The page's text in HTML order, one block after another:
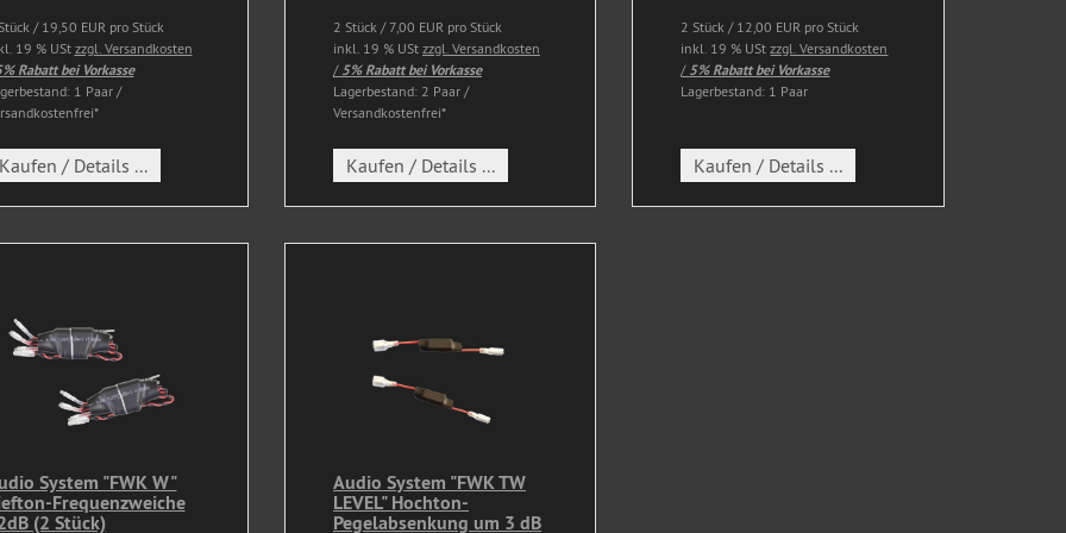
/ 19,50 EUR pro Stück
19 % USt zzgl. Versandkosten
Rabatt bei Vorkasse
1 Paar /
Kaufen / Details ...
2 Stück / 7,00 EUR pro Stück
inkl. 19 % USt zzgl. Versandkosten
/ 5% Rabatt bei Vorkasse
Lagerbestand: 2 Paar /
Versandkostenfrei*
Kaufen / Details ...
2 Stück / 12,00 EUR pro Stück
inkl. 19 % UStzzgl. Versandkosten
/ 5% Rabatt bei Vorkasse
Lagerbestand: 1 Paar
Kaufen / Details ...
System "FWK W"
Frequenzweiche
(2 Stück)
Audio System "FWK TW
LEVEL" Hochton-
Pegelabsenkung um 3 dB